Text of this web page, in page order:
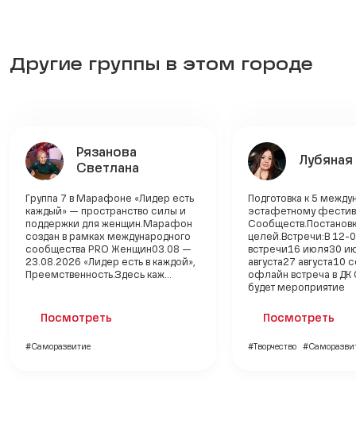
Другие группы в этом городе
Рязанова
Светлана
Группа 7 в Марафоне «Лидер есть
каждый» — пространство силы и
поддержки для женщин.Марафон
создан в рамках международного
сообщества PRO Женщин03.08 —
23.08.2026 «Лидер есть в каждой»,
Преемственность.Здесь каж...
Посмотреть
#Саморазвитие
Лубяная
Подготовка к 5
эстафетному
целей.Встречи:В 12-
встречи16 июля30
августа27 августа10
офлайн встреча в ДК
будет мероприятие
Посмотреть
#Творчество